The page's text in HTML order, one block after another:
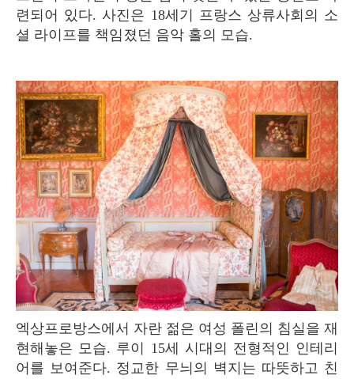
련되어 있다. 사진은 18세기 프랑스 상류사회의 소
셜 라이프를 책임졌던 음악 홀의 모습.
엑상프로방스에서 자란 젊은 여성 폴린의 침실을 재
현해놓은 모습. 루이 15세 시대의 전형적인 인테리
어를 보여준다. 정교한 무늬의 벽지는 따뜻하고 친